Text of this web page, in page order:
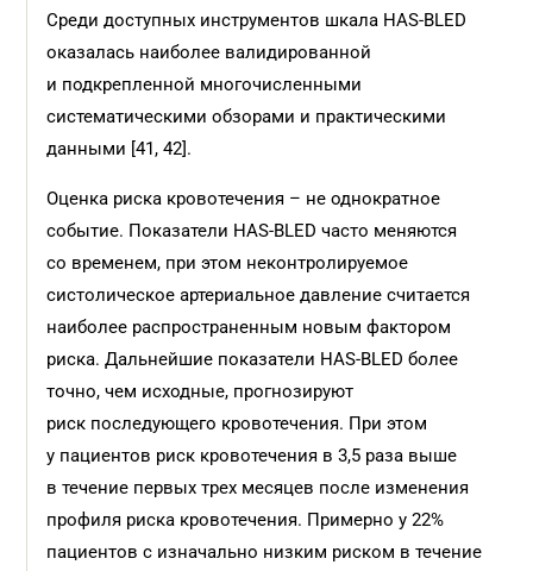
Среди доступных инструментов шкала HAS-BLED
оказалась наиболее валидированной
и подкрепленной многочисленными
систематическими обзорами и практическими
данными [41, 42].
Оценка риска кровотечения – не однократное
событие. Показатели HAS-BLED часто меняются
со временем, при этом неконтролируемое
систолическое артериальное давление считается
наиболее распространенным новым фактором
риска. Дальнейшие показатели HAS-BLED более
точно, чем исходные, прогнозируют
риск последующего кровотечения. При этом
у пациентов риск кровотечения в 3,5 раза выше
в течение первых трех месяцев после изменения
профиля риска кровотечения. Примерно у 22%
пациентов с изначально низким риском в течение